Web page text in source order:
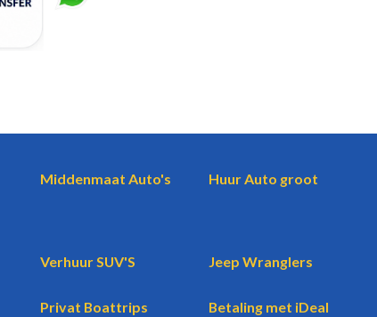
Middenmaat Auto's Huur Auto groot
Verhuur SUV'S Jeep Wranglers
Privat Boattrips Betaling met iDeal